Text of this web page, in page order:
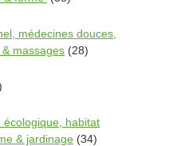
médecines douces,
massages (28)
écologique, habitat
& jardinage (34)